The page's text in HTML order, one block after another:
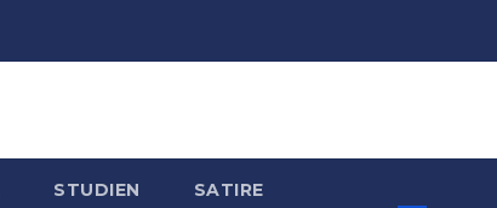
STUDIEN SATIRE